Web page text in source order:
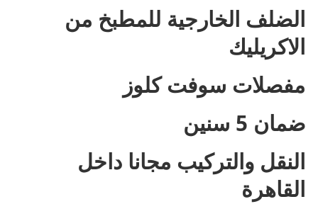
الضلف الخارجية للمطبخ من
الاكريليك
مفصلات سوفت كلوز
ضمان 5 سنين
النقل والتركيب مجانا داخل
القاهرة